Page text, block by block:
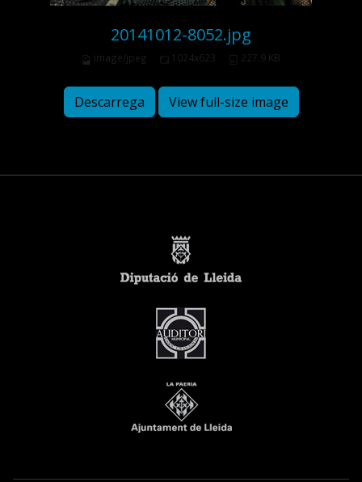
20141012-8052.jpg
image/jpeg 1024x623 227.9 KB
Descarrega View full-size image